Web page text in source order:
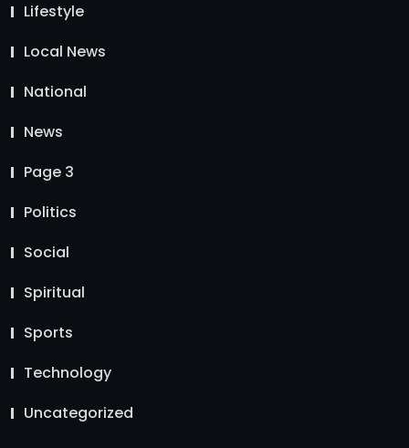
Lifestyle
Local News
National
News
Page 3
Politics
Social
Spiritual
Sports
Technology
Uncategorized